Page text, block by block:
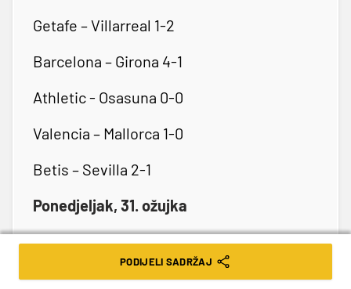
Getafe – Villarreal 1-2
Barcelona – Girona 4-1
Athletic - Osasuna 0-0
Valencia – Mallorca 1-0
Betis – Sevilla 2-1
Ponedjeljak, 31. ožujka
Celta – Las Palmas 1-1
PODIJELI SADRŽAJ